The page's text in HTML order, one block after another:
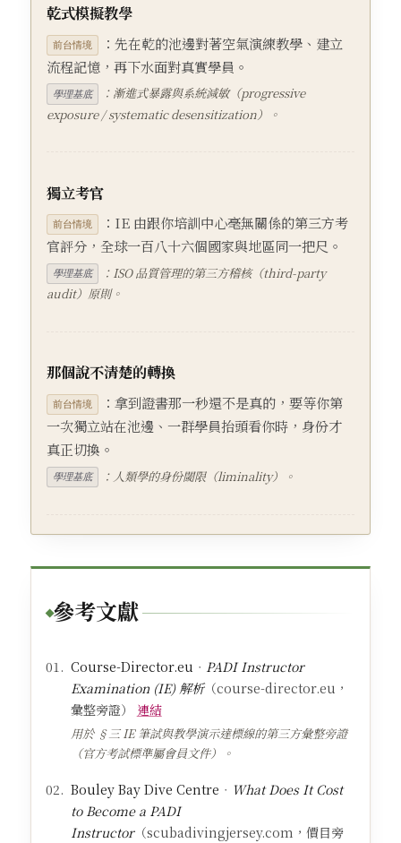
乾式模擬教學
前台情境
：先在乾的池邊對著空氣演練教學、建立
流程記憶，再下水面對真實學員。
學理基底
：漸進式暴露與系統減敏（progressive
exposure / systematic desensitization）。
獨立考官
前台情境
：IE 由跟你培訓中心毫無關係的第三方考
官評分，全球一百八十六個國家與地區同一把尺。
學理基底
：ISO 品質管理的第三方稽核（third-party
audit）原則。
那個說不清楚的轉換
前台情境
：拿到證書那一秒還不是真的，要等你第
一次獨立站在池邊、一群學員抬頭看你時，身份才
真正切換。
學理基底 ：人類學的身份閾限（liminality）。
參考文獻
Course-Director.eu ． PADI Instructor
Examination (IE) 解析（course-director.eu，
彙整旁證）
連結
用於 §三 IE 筆試與教學演示達標線的第三方彙整旁證
（官方考試標準屬會員文件）。
Bouley Bay Dive Centre ． What Does It Cost
to Become a PADI
Instructor（scubadivingjersey.com，價目旁